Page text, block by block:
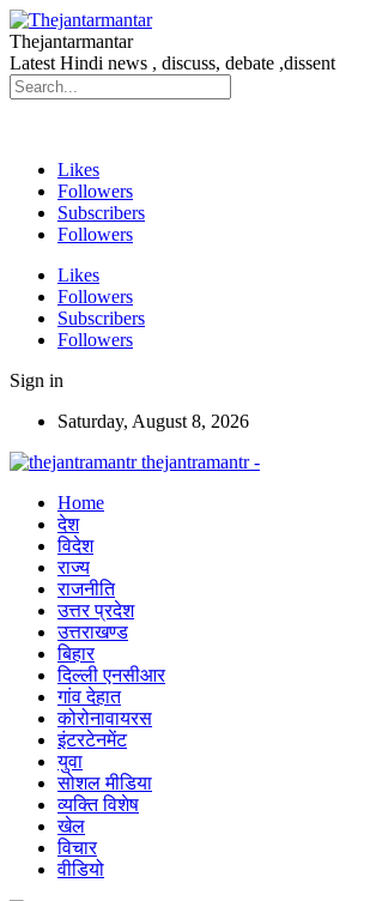
Thejantarmantar
Latest Hindi news , discuss, debate ,dissent
Likes
Followers
Subscribers
Followers
Likes
Followers
Subscribers
Followers
Sign in
Saturday, August 8, 2026
thejantramantr -
Home
देश
विदेश
राज्य
राजनीति
उत्तर प्रदेश
उत्तराखण्ड
बिहार
दिल्ली एनसीआर
गांव देहात
कोरोनावायरस
इंटरटेनमेंट
युवा
सोशल मीडिया
व्यक्ति विशेष
खेल
विचार
वीडियो